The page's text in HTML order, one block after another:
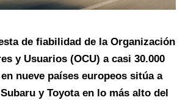
de fiabilidad de la Organización
y Usuarios (OCU) a casi 30.000
nueve países europeos sitúa a
y Toyota en lo más alto del